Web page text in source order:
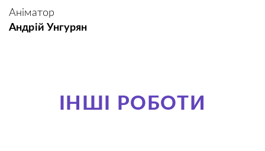
Аніматор
Андрій Унгурян
ІНШІ РОБОТИ